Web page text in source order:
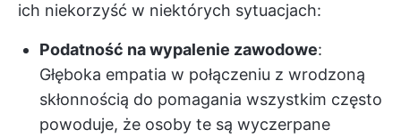
ich niekorzyść w niektórych sytuacjach:
Podatność na wypalenie zawodowe:
Głęboka empatia w połączeniu z wrodzoną
skłonnością do pomagania wszystkim często
powoduje, że osoby te są wyczerpane